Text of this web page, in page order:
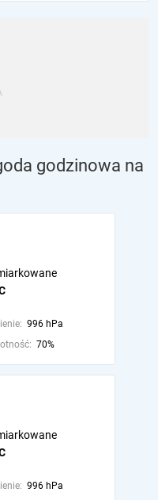
godzinowa na
996 hPa
70%
996 hPa